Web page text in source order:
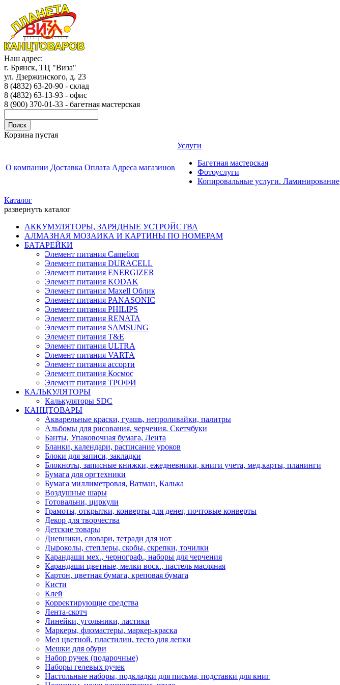
Наш адрес:
г. Брянск, ТЦ "Виза"
ул. Дзержинского, д. 23
8 (4832) 63-20-90 - склад
8 (4832) 63-13-93 - офис
8 (900) 370-01-33 - багетная мастерская
Корзина пустая
О компании Доставка Оплата Адреса магазинов
Услуги
Багетная мастерская
Фотоуслуги
Копировальные услуги. Ламинирование
Каталог
развернуть каталог
АККУМУЛЯТОРЫ, ЗАРЯДНЫЕ УСТРОЙСТВА
АЛМАЗНАЯ МОЗАИКА И КАРТИНЫ ПО НОМЕРАМ
БАТАРЕЙКИ
Элемент питания Camelion
Элемент питания DURACELL
Элемент питания ENERGIZER
Элемент питания KODAK
Элемент питания Maxell Облик
Элемент питания PANASONIC
Элемент питания PHILIPS
Элемент питания RENATA
Элемент питания SAMSUNG
Элемент питания T&E
Элемент питания ULTRA
Элемент питания VARTA
Элемент питания ассорти
Элемент питания Космос
Элемент питания ТРОФИ
КАЛЬКУЛЯТОРЫ
Калькуляторы SDC
КАНЦТОВАРЫ
Акварельные краски, гуашь, непроливайки, палитры
Альбомы для рисования, черчения. Скетчбуки
Банты, Упаковочная бумага, Лента
Бланки, календари, расписание уроков
Блоки для записи, закладки
Блокноты, записные книжки, ежедневники, книги учета, мед,карты, планинги
Бумага для оргтехники
Бумага миллиметровая, Ватман, Калька
Воздушные шары
Готовальни, циркули
Грамоты, открытки, конверты для денег, почтовые конверты
Декор для творчества
Детские товары
Дневники, словари, тетради для нот
Дыроколы, степлеры, скобы, скрепки, точилки
Карандаши мех., чернограф., наборы для черчения
Карандаши цветные, мелки воск., пастель масляная
Картон, цветная бумага, креповая бумага
Кисти
Клей
Корректирующие средства
Лента-скотч
Линейки, угольники, ластики
Маркеры, фломастеры, маркер-краска
Мел цветной, пластилин, тесто для лепки
Мешки для обуви
Набор ручек (подарочные)
Наборы гелевых ручек
Настольные наборы, подкладки для письма, подставки для книг